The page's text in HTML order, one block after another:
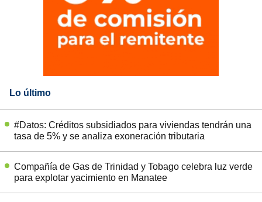
Lo último
#Datos: Créditos subsidiados para viviendas tendrán una
tasa de 5% y se analiza exoneración tributaria
Compañía de Gas de Trinidad y Tobago celebra luz verde
para explotar yacimiento en Manatee